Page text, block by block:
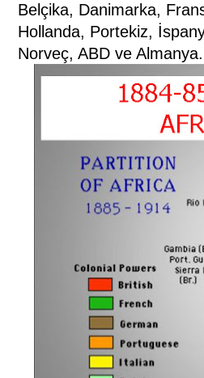
Belçika, Danimarka,
Hollanda, Portekiz,
Norveç, ABD ve Almanya.